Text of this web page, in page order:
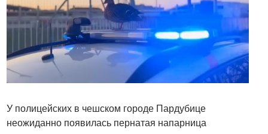
У полицейских в чешском городе Пардубице
неожиданно появилась пернатая напарница